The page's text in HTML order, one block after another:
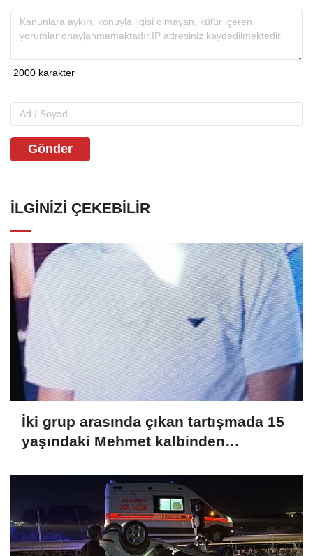
Gönder
İLGINIZI ÇEKEBILIR
İki grup arasında çıkan tartışmada 15
yaşındaki Mehmet kalbinden